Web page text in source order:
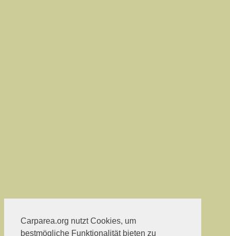
Carparea.org nutzt Cookies, um
bestmögliche Funktionalität bieten zu